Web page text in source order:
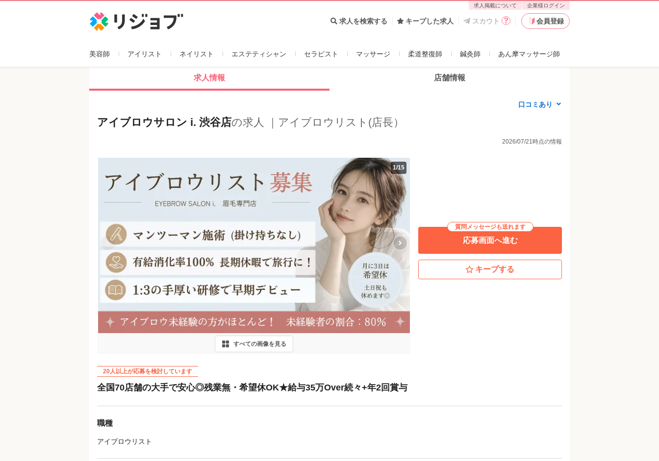
求人掲載について 企業様ログイン
求人を検索する キープした求人 スカウト 会員登録
美容師 アイリスト ネイリスト エステティシャン セラピスト マッサージ 柔道整復師 鍼灸師 あん摩マッサージ師
求人情報 店舗情報
口コミあり
アイブロウサロン i. 渋谷店の求人 ｜アイブロウリスト(店長）
2026/07/21時点の情報
1/15
Previous
すべての画像を見る
質問メッセージも送れます
応募画面へ進む
キープする
20人以上が応募を検討しています
全国70店舗の大手で安心◎残業無・希望休OK★給与35万Over続々+年2回賞与
職種
アイブロウリスト